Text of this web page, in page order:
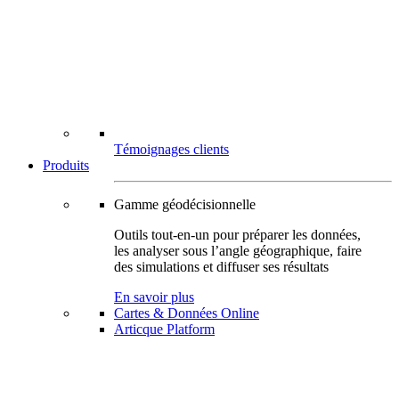
Témoignages clients
Produits
Gamme géodécisionnelle
Outils tout-en-un pour préparer les données,
les analyser sous l’angle géographique, faire
des simulations et diffuser ses résultats
En savoir plus
Cartes & Données Online
Articque Platform